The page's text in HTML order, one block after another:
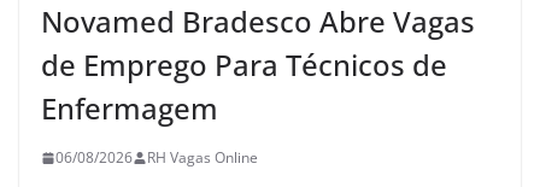
Novamed Bradesco Abre Vagas
de Emprego Para Técnicos de
Enfermagem
06/08/2026 RH Vagas Online